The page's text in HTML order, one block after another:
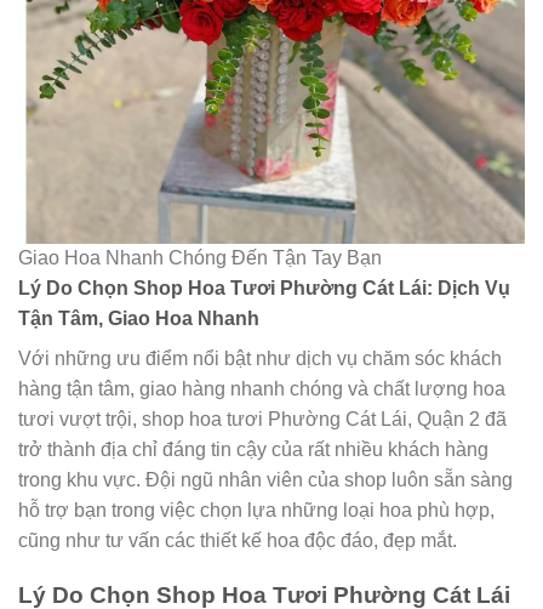
Giao Hoa Nhanh Chóng Đến Tận Tay Bạn
Lý Do Chọn Shop Hoa Tươi Phường Cát Lái: Dịch Vụ
Tận Tâm, Giao Hoa Nhanh
Với những ưu điểm nổi bật như dịch vụ chăm sóc khách
hàng tận tâm, giao hàng nhanh chóng và chất lượng hoa
tươi vượt trội, shop hoa tươi Phường Cát Lái, Quận 2 đã
trở thành địa chỉ đáng tin cậy của rất nhiều khách hàng
trong khu vực. Đội ngũ nhân viên của shop luôn sẵn sàng
hỗ trợ bạn trong việc chọn lựa những loại hoa phù hợp,
cũng như tư vấn các thiết kế hoa độc đáo, đẹp mắt.
Lý Do Chọn Shop Hoa Tươi Phường Cát Lái